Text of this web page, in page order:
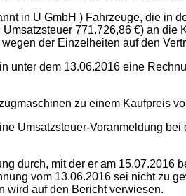
in U GmbH ) Fahrzeuge, die in
771.726,86 €) an
der Einzelheiten auf den
dem 13.06.2016 eine
zu einem Kaufpreis
Umsatzsteuer-Voranmeldung
durch, mit der er am 15.07.2016
vom 13.06.2016 sei nicht zu
wird auf den Bericht verwiesen.